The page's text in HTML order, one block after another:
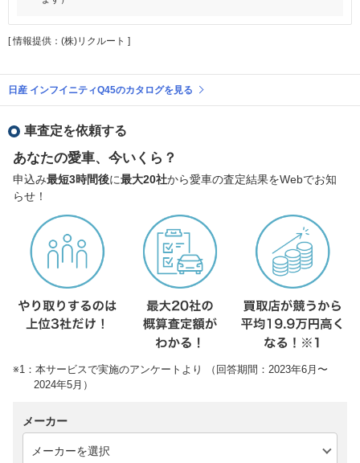
[ 情報提供：(株)リクルート ]
日産 インフイニティQ45のカタログを見る
車査定を依頼する
あなたの愛車、今いくら？
申込み最短3時間後に最大20社から愛車の査定結果をWebでお知
らせ！
※1：本サービスで実施のアンケートより （回答期間：2023年6月〜
2024年5月）
メーカー